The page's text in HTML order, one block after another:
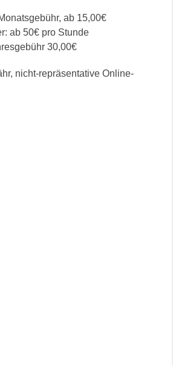
ab 15,00€
ab 50€ pro Stunde
30,00€
nicht-repräsentative Online-